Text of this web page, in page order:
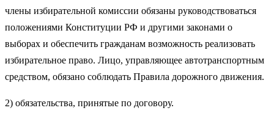
члены избирательной комиссии обязаны руководствоваться
по­ложениями Конституции РФ и другими законами о
выборах и обеспечить гражданам возможность реализовать
избирательное право. Лицо, управляющее автотранспортным
средством, обязано соблюдать Правила дорожного движения.
2) обязательства, принятые по договору.